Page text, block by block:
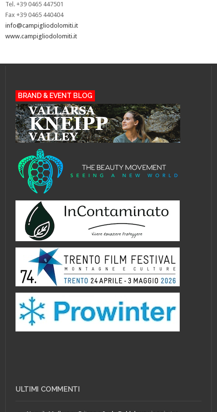
Tel. +39 0465 447501
Fax +39 0465 440404
info@campigliodolomiti.it
www.campigliodolomiti.it
BRAND & EVENT BLOG
ULTIMI COMMENTI